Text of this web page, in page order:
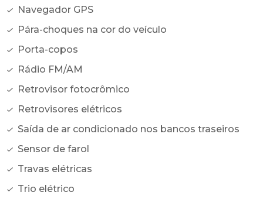
Navegador GPS
Pára-choques na cor do veículo
Porta-copos
Rádio FM/AM
Retrovisor fotocrômico
Retrovisores elétricos
Saída de ar condicionado nos bancos traseiros
Sensor de farol
Travas elétricas
Trio elétrico